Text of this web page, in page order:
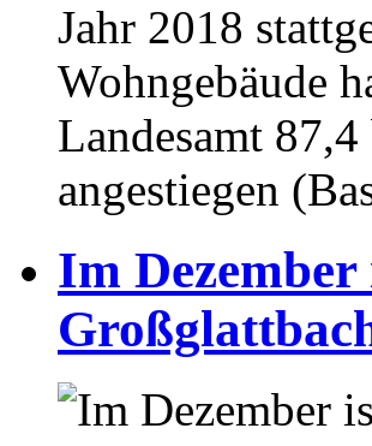
Jahr 2018
Wohngebäude
Landesamt
angestiegen
Im